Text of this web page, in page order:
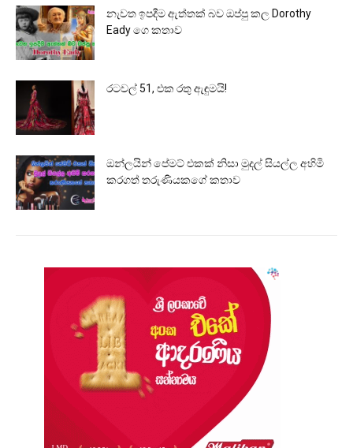
නැවත ඉපදීම ඇත්තක් බව ඔප්පු කල Dorothy
Eady ගෙ කතාව
රටවල් 51, එක රතු ඇඳුමයි!
ඔන්ලයින් පේමට් එකක් නිසා මුදල් සියල්ල අහිමි
කරගත් තරුණියකගේ කතාව